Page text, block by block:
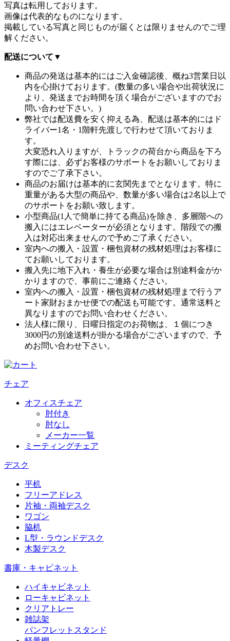
写真は転用しております。
画像は代表的なものになります。
掲載している写真と同じものが届くとは限りませんのでご理
解ください。
配送について ▼
商品の発送は基本的にはご入金確認後、概ね3営業日以
内を心掛けております。(数量の多い場合や出荷状況に
より、発送までお時間を頂く場合がございますのでお
問い合わせ下さい。)
弊社では配送費を安く抑える為、配送は基本的にはド
ライバー1名・1階軒先渡しで行わせて頂いておりま
す。
大変恐れ入りますが、トラックの荷台から商品を下ろ
す際には、必ずお客様のサポートをお願いしておりま
すのでご了承下さい。
商品のお届けは基本的に玄関先までとなります。特に
重量がある大型の商品や、数量が多い場合は2名以上で
のサポートをお願い致します。
小型商品(1人で簡単に持てる商品)を除き、多層階への
搬入にはエレベーターが必須となります。階段での搬
入は対応出来ませんので予めご了承ください。
室内への搬入・設置・梱包資材の残材処理はお客様に
てお願いしております。
搬入先に地下入れ・養生が必要な場合は別途料金がか
かりますので、事前にご連絡ください。
室内への搬入・設置・梱包資材の残材処理まで行うア
ート家財おまかせ便での配送も可能です。通常送料と
異なりますのでお問い合わせください。
法人様に限り、日曜日指定のお荷物は、１個につき
3000円の別途送料が掛かる場合がございますので、予
めお問い合わせ下さい。
チェア
オフィスチェア
肘付き
肘なし
メーカー一覧
ミーティングチェア
デスク
平机
フリーアドレス
片袖・両袖デスク
ワゴン
脇机
L型・ラウンドデスク
木製デスク
書庫・キャビネット
ハイキャビネット
ローキャビネット
クリアトレー
雑誌架
パンフレットスタンド